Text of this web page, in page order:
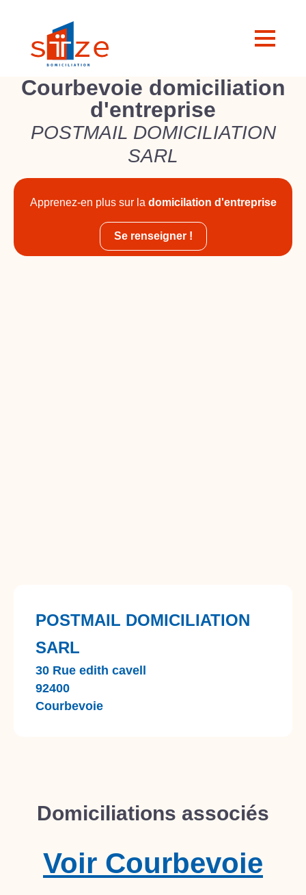
Courbevoie domiciliation
d'entreprise
POSTMAIL DOMICILIATION
SARL
Apprenez-en plus sur la domicilation d'entreprise
Se renseigner !
POSTMAIL DOMICILIATION
SARL
30 Rue edith cavell
92400
Courbevoie
Domiciliations associés
Courbevoie
Voir